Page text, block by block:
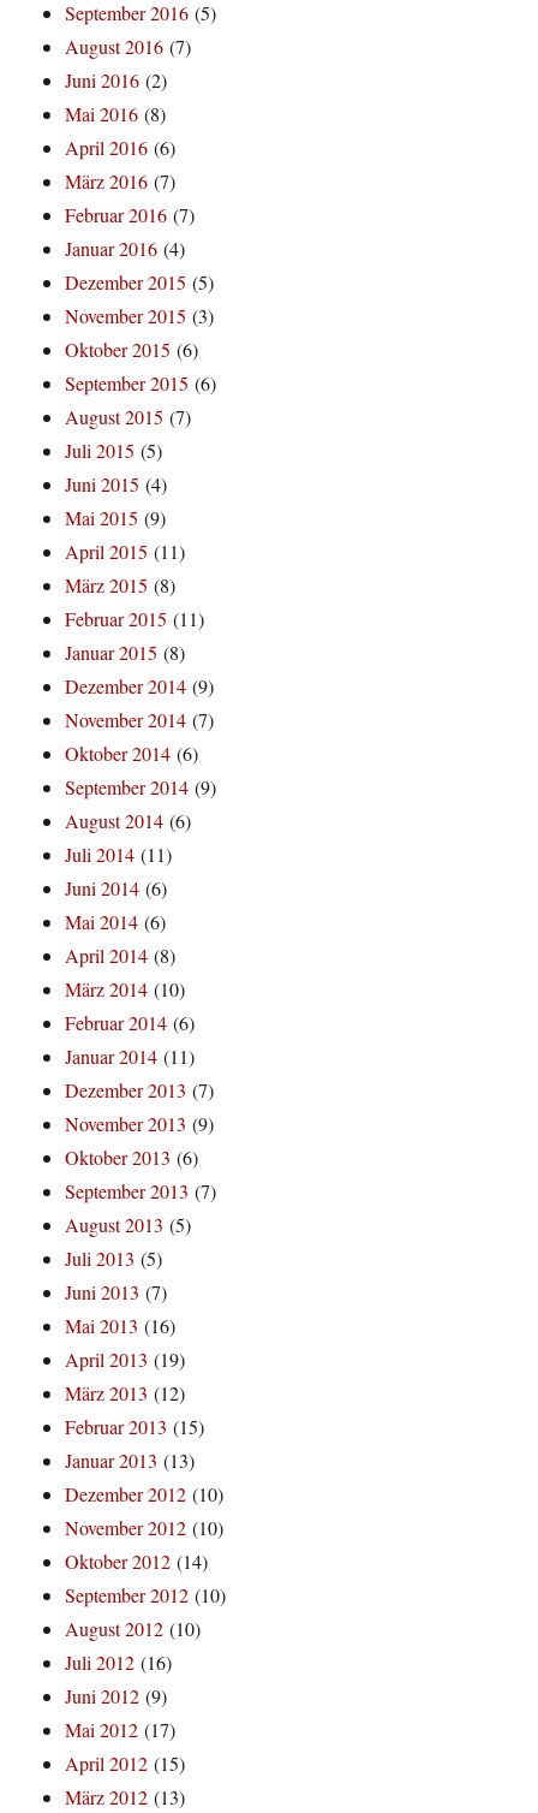
September 2016 (5)
August 2016 (7)
Juni 2016 (2)
Mai 2016 (8)
April 2016 (6)
März 2016 (7)
Februar 2016 (7)
Januar 2016 (4)
Dezember 2015 (5)
November 2015 (3)
Oktober 2015 (6)
September 2015 (6)
August 2015 (7)
Juli 2015 (5)
Juni 2015 (4)
Mai 2015 (9)
April 2015 (11)
März 2015 (8)
Februar 2015 (11)
Januar 2015 (8)
Dezember 2014 (9)
November 2014 (7)
Oktober 2014 (6)
September 2014 (9)
August 2014 (6)
Juli 2014 (11)
Juni 2014 (6)
Mai 2014 (6)
April 2014 (8)
März 2014 (10)
Februar 2014 (6)
Januar 2014 (11)
Dezember 2013 (7)
November 2013 (9)
Oktober 2013 (6)
September 2013 (7)
August 2013 (5)
Juli 2013 (5)
Juni 2013 (7)
Mai 2013 (16)
April 2013 (19)
März 2013 (12)
Februar 2013 (15)
Januar 2013 (13)
Dezember 2012 (10)
November 2012 (10)
Oktober 2012 (14)
September 2012 (10)
August 2012 (10)
Juli 2012 (16)
Juni 2012 (9)
Mai 2012 (17)
April 2012 (15)
März 2012 (13)